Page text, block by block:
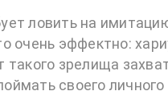
ловить на
очень эффектно:
такого зрелища
своего